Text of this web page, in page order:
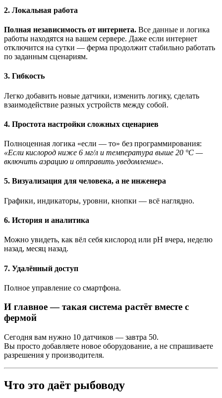
2. Локальная работа
Полная независимость от интернета. Все данные и логика
работы находятся на вашем сервере. Даже если интернет
отключится на сутки — ферма продолжит стабильно работать
по заданным сценариям.
3. Гибкость
Легко добавить новые датчики, изменить логику, сделать
взаимодействие разных устройств между собой.
4. Простота настройки сложных сценариев
Полноценная логика «если — то» без программирования:
«Если кислород ниже 6 мг/л и температура выше 20 °C —
включить аэрацию и отправить уведомление».
5. Визуализация для человека, а не инженера
Графики, индикаторы, уровни, кнопки — всё наглядно.
6. История и аналитика
Можно увидеть, как вёл себя кислород или pH вчера, неделю
назад, месяц назад.
7. Удалённый доступ
Полное управление со смартфона.
И главное — такая система растёт вместе с
фермой
Сегодня вам нужно 10 датчиков — завтра 50.
Вы просто добавляете новое оборудование, а не спрашиваете
разрешения у производителя.
Что это даёт рыбоводу